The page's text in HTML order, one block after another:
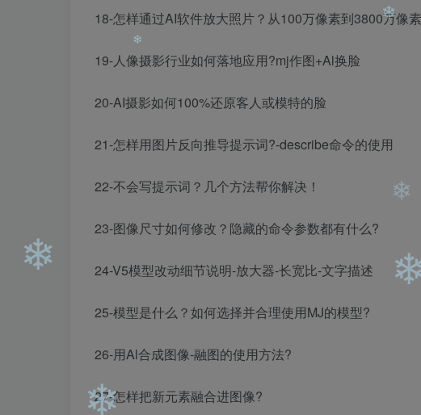
18-怎样通过AI软件放大照片？从100万像素到3800万像素
19-人像摄影行业如何落地应用?mj作图+Al换脸
20-AI摄影如何100%还原客人或模特的脸
21-怎样用图片反向推导提示词?-describe命令的使用
22-不会写提示词？几个方法帮你解决！
23-图像尺寸如何修改？隐藏的命令参数都有什么?
24-V5模型改动细节说明-放大器-长宽比-文字描述
25-模型是什么？如何选择并合理使用MJ的模型?
26-用Al合成图像-融图的使用方法?
27-怎样把新元素融合进图像?
❄
❄ ❄
❄
❄